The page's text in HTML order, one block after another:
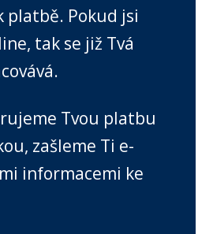
platbě. Pokud jsi
tak se již Tvá
Tvou platbu
zašleme Ti e-
informacemi ke